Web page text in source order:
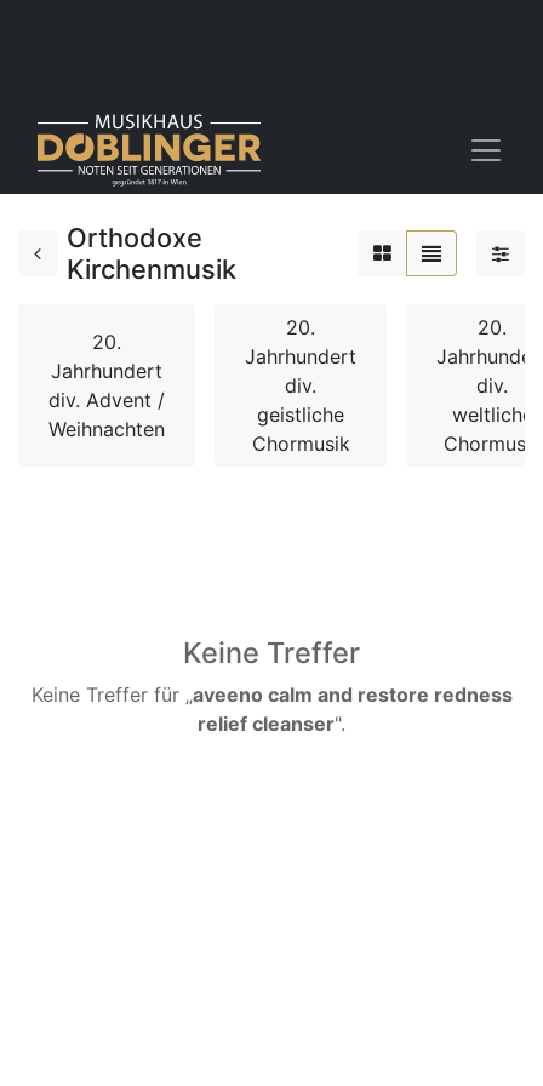
Orthodoxe
Kirchenmusik
20.
Jahrhundert
div. Advent /
Weihnachten
20.
Jahrhundert
div.
geistliche
Chormusik
20.
div.
weltliche
Chormusik
Keine Treffer
Keine Treffer für „aveeno calm and restore redness
relief cleanser".